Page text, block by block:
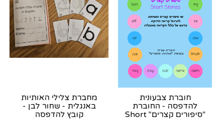
חוברת צבעונית
להדפסה - החוברת
"סיפורים קצרים" Short
מחברת צלילי האותיות
באנגלית - שחור לבן -
קובץ להדפסה